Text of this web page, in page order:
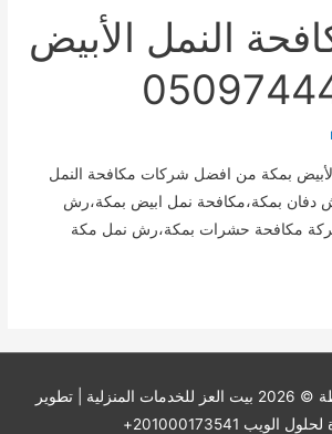
النمل الأبيض
بمكة من افضل شركات مكافحة النمل
دفان بمكة،مكافحة نمل ابيض بمكة،رش
مكافحة حشرات بمكة،رش نمل مكة
2026 بيت العز للخدمات المنزلية | تطوير
الويب 201000173541+